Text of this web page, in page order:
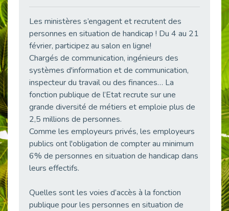
L’alternance : un levier stratégique pour recruter et inclure durablement
Publié le 18/05/2026
Fibromyalgie : Quand la douleur invisible s’invite au bureau
Publié le 12/05/2026
CAP EMPLOI 92 : L’inclusion portée à son sommet, bien au-delà des quotas
Publié le 12/05/2026
38 vidéos pour comprendre et agir durablement
Publié le 04/05/2026
Le taux d’emploi direct dans la fonction publique dépasse 6 % en 2025
Publié le 04/05/2026
Témoignage : Le parcours de Marc, 44 ans
Publié le 30/04/2026
Les ministères s’engagent et recrutent des
personnes en situation de handicap ! Du 4 au 21
février, participez au salon en ligne!
Chargés de communication, ingénieurs des
systèmes d'information et de communication,
inspecteur du travail ou des finances… La
fonction publique de l’Etat recrute sur une
grande diversité de métiers et emploie plus de
2,5 millions de personnes.
Comme les employeurs privés, les employeurs
publics ont l'obligation de compter au minimum
6% de personnes en situation de handicap dans
leurs effectifs.
Quelles sont les voies d’accès à la fonction
publique pour les personnes en situation de